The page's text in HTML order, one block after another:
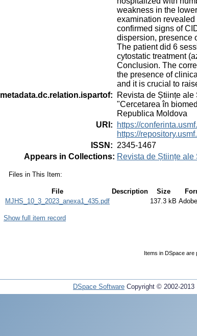
weakness in the
examination
confirmed signs of
dispersion, presence
The patient did 6
cytostatic treatment
Conclusion. The
the presence of
and it is crucial to
metadata.dc.relation.ispartof:
Revista de Științe
"Cercetarea în
Republica Moldova
URI :
https://
https://
ISSN : 2345-1467
Appears in Collections: Revista de Științe
Files in This Item:
File Description Size
MJHS_10_3_2023_anexa1_435.pdf
137.3 kB
Show full item record
Items in DSpace
DSpace Software Copyright © 2002-2013